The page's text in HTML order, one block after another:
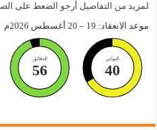
لمزيد من التفاصيل أرجو الضعط على
موعد الانعقاد: 19 – 20 أغسطس 2026م
الدقائق
56
الثواني
39